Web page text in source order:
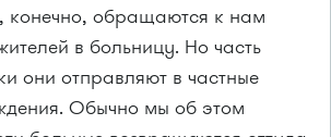
конечно, обращаются к нам
в больницу. Но часть
они отправляют в частные
Обычно мы об этом